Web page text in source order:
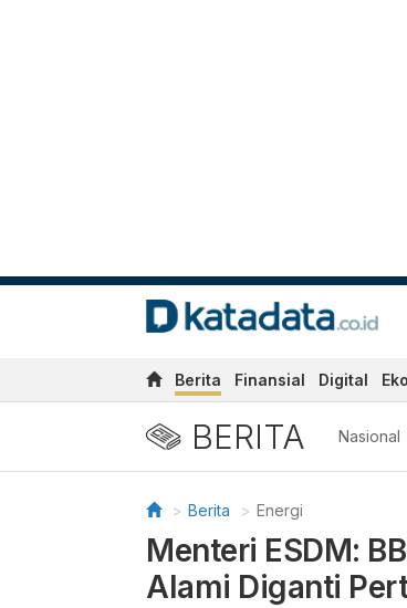
Berita Finansial Digital
BERITA Nasional
Berita Energi
Menteri ESDM:
Alami Diganti